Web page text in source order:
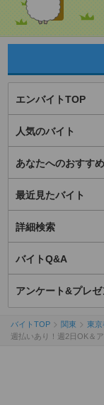
エンバイトTOP
人気のバイト
あなたへのおすす
最近見たバイト
詳細検索
バイトQ&A
アンケート&プレゼ
バイトTOP 関東 東京
週払いあり！週2日OK＆